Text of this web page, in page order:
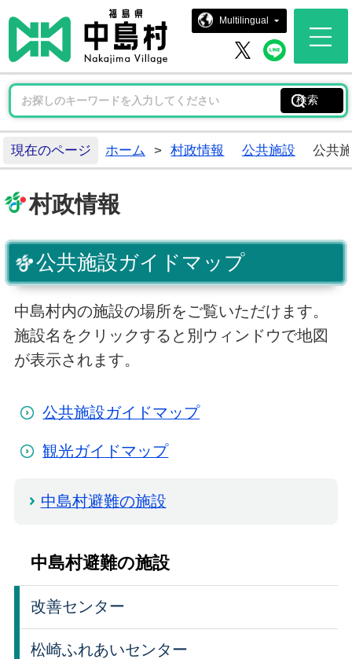
中島村ホ
Multilingual
中島村 X中島
現在のページ ホーム > 村政情報 公共施設 公共
村政情報
公共施設ガイドマップ
中島村内の施設の場所をご覧いただけます。
施設名をクリックすると別ウィンドウで地図
が表示されます。
公共施設ガイドマップ
観光ガイドマップ
中島村避難の施設
中島村避難の施設
改善センター
松崎ふれあいセンター